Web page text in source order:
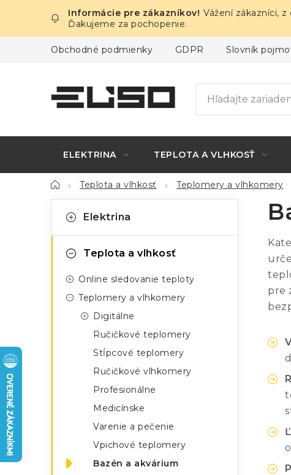
obsah
Vážení zákazníci,
Ďakujeme za pochopenie.
Obchodné podmienky GDPR Slovník
ELEKTRINA TEPLOTA A VLHKOSŤ
DomovTeplota a vlhkosť Teplomery a vlhkomery
o
kategórieElektrina
Teplota a vlhkosť
Online sledovanie teploty
Teplomery a vlhkomery
Digitálne
Ručičkové teplomery
Stĺpcové teplomery
Ručičkové vlhkomery
Profesionálne
Medicínske
Varenie a pečenie
Vpichové teplomery
Bazén a akvárium
pre